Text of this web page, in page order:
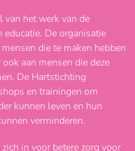
van het werk van de
De organisatie
die te maken hebben
aan mensen die deze
De Hartstichting
en trainingen om
kunnen leven en hun
verminderen.
in voor betere zorg voor